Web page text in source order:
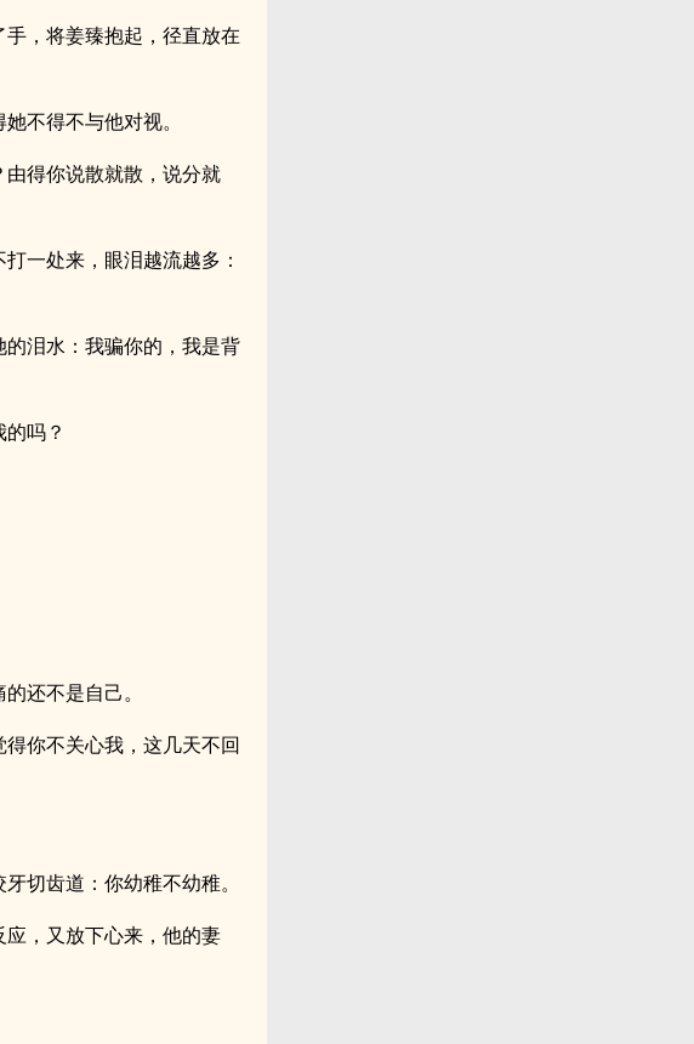
，将姜臻抱起，径直放在
不得不与他对视。
得你说散就散，说分就
一处来，眼泪越流越多：
泪水：我骗你的，我是背
吗？
还不是自己。
你不关心我，这几天不回
切齿道：你幼稚不幼稚。
，又放下心来，他的妻